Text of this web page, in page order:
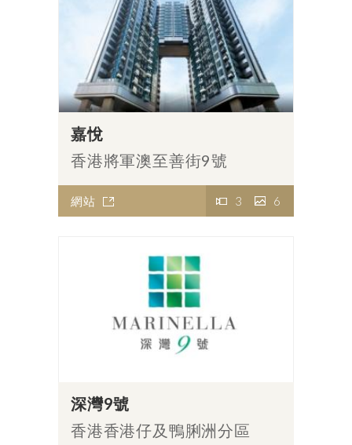
嘉悅
香港將軍澳至善街9號
網站 3 6
深灣9號
香港香港仔及鴨脷洲分區